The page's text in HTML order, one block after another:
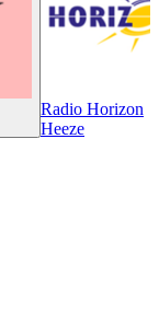
Radio Horizon
Heeze